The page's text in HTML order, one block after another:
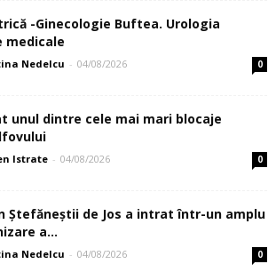
-Ginecologie Buftea. Urologia
medicale
Nedelcu - 04/08/2026 0
unul dintre cele mai mari blocaje
Istrate - 04/08/2026 0
Ştefăneştii de Jos a intrat într-un amplu
a...
Nedelcu - 04/08/2026 0